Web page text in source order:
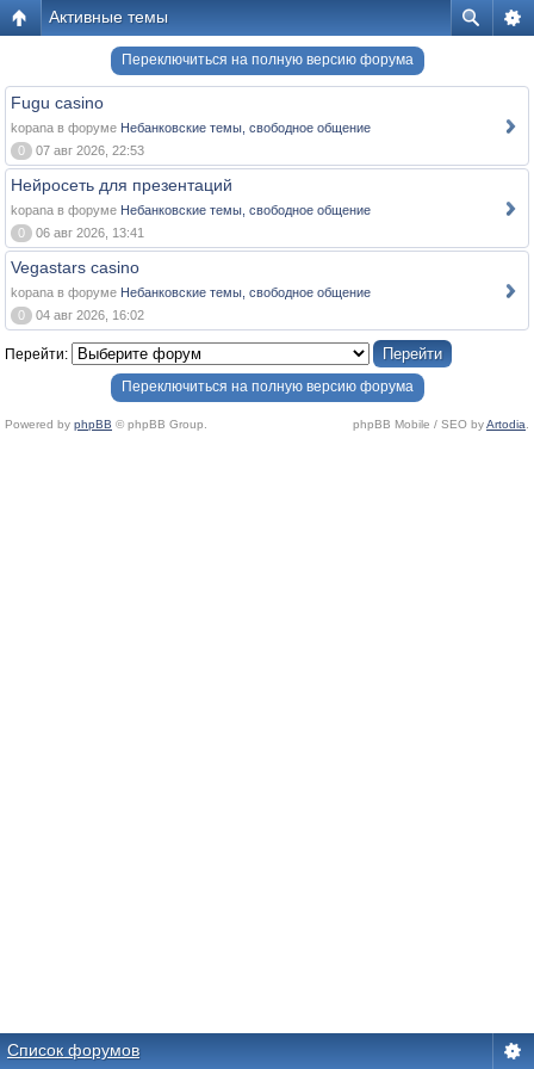
Активные темы
Переключиться на полную версию форума
Fugu casino
kopana в форуме Небанковские темы, свободное общение
0
07 авг 2026, 22:53
Нейросеть для презентаций
kopana в форуме Небанковские темы, свободное общение
0
06 авг 2026, 13:41
Vegastars casino
kopana в форуме Небанковские темы, свободное общение
0
04 авг 2026, 16:02
Перейти:
Переключиться на полную версию форума
Powered by phpBB © phpBB Group. phpBB Mobile / SEO byArtodia
Список форумов